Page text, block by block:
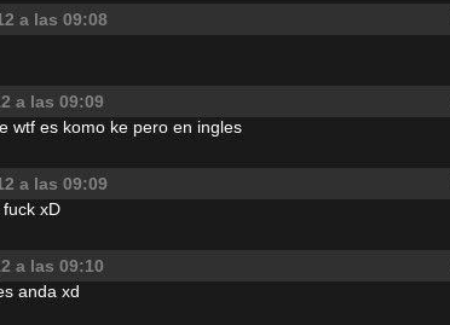
a las 09:08
a las 09:09
wtf es komo ke pero en ingles
a las 09:09
fuck xD
a las 09:10
anda xd